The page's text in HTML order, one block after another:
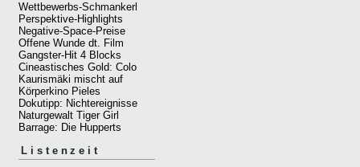
Wettbewerbs-Schmankerl
Perspektive-Highlights
Negative-Space-Preise
Offene Wunde dt. Film
Gangster-Hit 4 Blocks
Cineastisches Gold: Colo
Kaurismäki mischt auf
Körperkino Pieles
Dokutipp: Nichtereignisse
Naturgewalt Tiger Girl
Barrage: Die Hupperts
Listenzeit